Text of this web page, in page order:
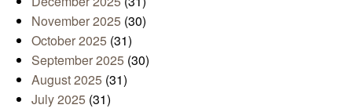
November 2025 (30)
October 2025 (31)
September 2025 (30)
August 2025 (31)
July 2025 (31)